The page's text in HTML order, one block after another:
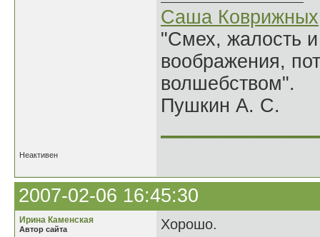
Саша Коврижных
"Смех, жалость
воображения,
волшебством".
Пушкин А. С.
Неактивен
2007-02-06 16:45:30
Ирина Каменская
Автор сайта
Хорошо.